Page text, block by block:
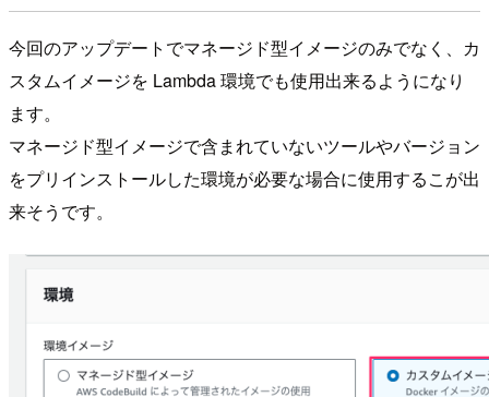
今回のアップデートでマネージド型イメージのみでなく、カ
スタムイメージを Lambda 環境でも使用出来るようになり
ます。
マネージド型イメージで含まれていないツールやバージョン
をプリインストールした環境が必要な場合に使用するこが出
来そうです。